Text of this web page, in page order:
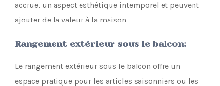
accrue, un aspect esthétique intemporel et peuvent
ajouter de la valeur à la maison.
Rangement extérieur sous le balcon:
Le rangement extérieur sous le balcon offre un
espace pratique pour les articles saisonniers ou les